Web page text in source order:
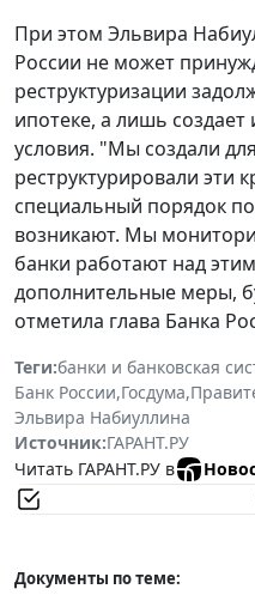
При этом Эльвира
России не может
реструктуризации
ипотеке, а лишь
условия. "Мы создали
реструктурировали эти
специальный порядок
возникают. Мы
банки работают над
дополнительные меры,
отметила глава Банка
Теги:банки и банковская
Банк России,Госдума,
Эльвира Набиуллина
Источник:ГАРАНТ.РУ
Читать ГАРАНТ.РУ в
Документы по теме: